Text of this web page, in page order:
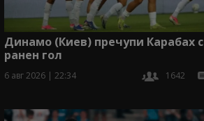
Динамо (Киев) пречупи Карабах с
ранен гол
6 авг 2026 | 22:34 1642